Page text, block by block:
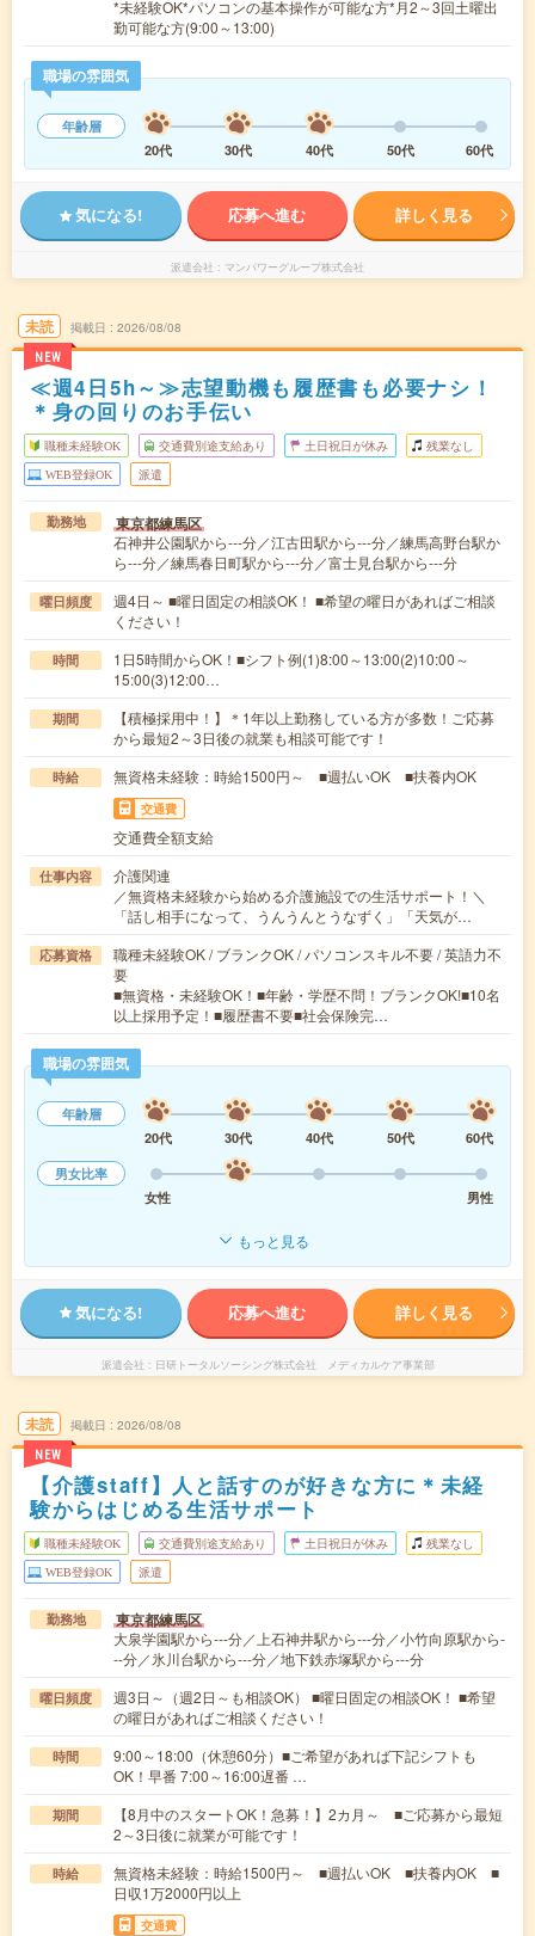
*未経験OK*パソコンの基本操作が可能な方*月2～3回土曜出
勤可能な方(9:00～13:00)
職場の雰囲気
年齢層
20代
30代 40代 50代 60代
気になる! 応募へ進む 詳しく見る
派遣会社 マンパワーグループ株式会社
未読
NEW
掲載日 2026/08/08
≪週4日5h～≫志望動機も履歴書も必要ナシ！
＊身の回りのお手伝い
職種未経験OK 交通費別途支給あり 土日祝日が休み 残業なし
WEB登録OK 派遣
勤務地 東京都練馬区
石神井公園駅から---分／江古田駅から---分／練馬高野台駅か
ら---分／練馬春日町駅から---分／富士見台駅から---分
曜日頻度
週4日～ ■曜日固定の相談OK！ ■希望の曜日があればご相談
ください！
時間
1日5時間からOK！■シフト例(1)8:00～13:00(2)10:00～
15:00(3)12:00…
期間
【積極採用中！】＊1年以上勤務している方が多数！ご応募
から最短2～3日後の就業も相談可能です！
時給 無資格未経験：時給1500円～ ■週払いOK ■扶養内OK
交通費
交通費全額支給
仕事内容
介護関連
／無資格未経験から始める介護施設での生活サポート！＼
「話し相手になって、うんうんとうなずく」「天気が…
応募資格
職種未経験OK / ブランクOK / パソコンスキル不要 / 英語力不
要
■無資格・未経験OK！■年齢・学歴不問！ブランクOK!■10名
以上採用予定！■履歴書不要■社会保険完…
職場の雰囲気
年齢層
20代
30代 40代 50代
60代
男女比率
女性
男性
もっと見る
気になる! 応募へ進む 詳しく見る
派遣会社 日研トータルソーシング株式会社 メディカルケア事業部
未読
NEW
掲載日 2026/08/08
【介護staff】人と話すのが好きな方に＊未経
験からはじめる生活サポート
職種未経験OK 交通費別途支給あり 土日祝日が休み 残業なし
WEB登録OK 派遣
勤務地 東京都練馬区
大泉学園駅から---分／上石神井駅から---分／小竹向原駅から-
--分／氷川台駅から---分／地下鉄赤塚駅から---分
曜日頻度
週3日～（週2日～も相談OK） ■曜日固定の相談OK！ ■希望
の曜日があればご相談ください！
時間
9:00～18:00（休憩60分）■ご希望があれば下記シフトも
OK！早番 7:00～16:00遅番 …
期間
【8月中のスタートOK！急募！】2カ月～ ■ご応募から最短
2～3日後に就業が可能です！
時給
無資格未経験：時給1500円～ ■週払いOK ■扶養内OK ■
日収1万2000円以上
交通費